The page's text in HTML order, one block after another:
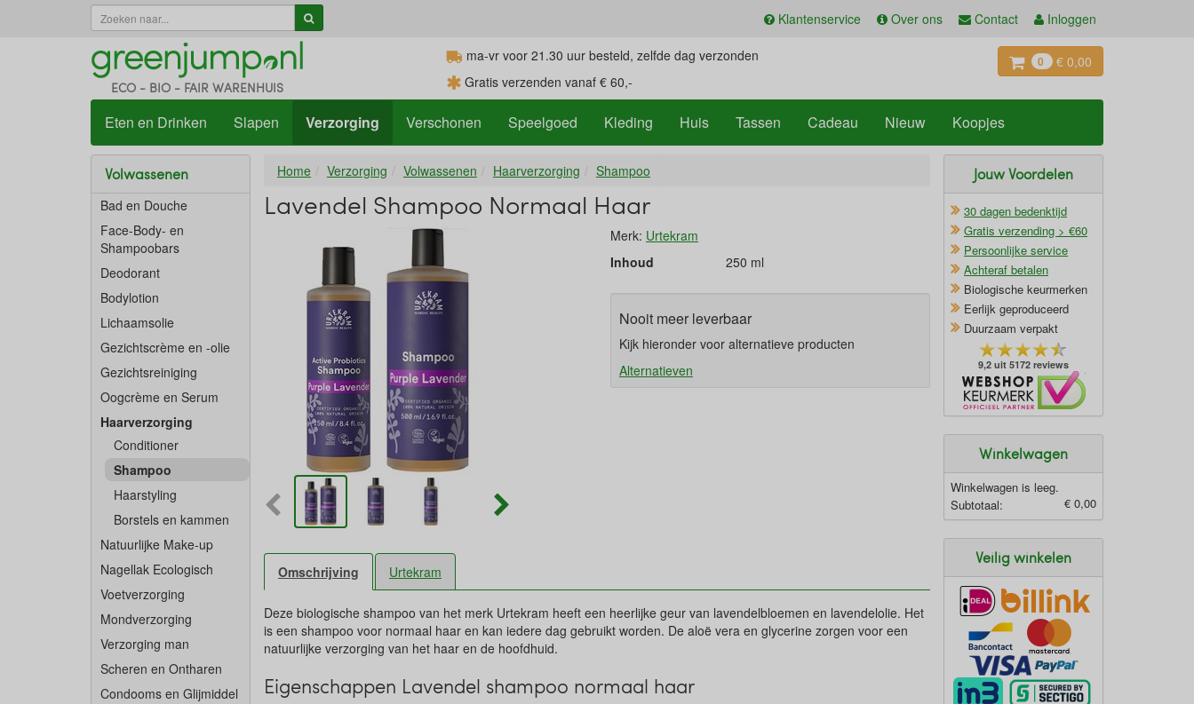
Klantenservice Over ons Contact Inloggen
ECO - BIO - FAIR WARENHUIS
0 € 0,00
ma-vr voor 21.30 uur besteld, zelfde dag verzonden
Gratis verzenden vanaf € 60,-
Eten en Drinken Slapen Verzorging Verschonen Speelgoed Kleding Huis Tassen Cadeau Nieuw Koopjes
Volwassenen
Bad en Douche
Face-Body- en
Shampoobars
Deodorant
Bodylotion
Lichaamsolie
Gezichtscrème en -olie
Gezichtsreiniging
Oogcrème en Serum
Haarverzorging
Conditioner
Shampoo
Haarstyling
Borstels en kammen
Natuurlijke Make-up
Nagellak Ecologisch
Voetverzorging
Mondverzorging
Verzorging man
Scheren en Ontharen
Condooms en Glijmiddel
Home Verzorging Volwassenen Haarverzorging Shampoo
Lavendel Shampoo Normaal Haar
Merk: Urtekram
Inhoud
250 ml
Nooit meer leverbaar
Kijk hieronder voor alternatieve producten
Alternatieven
Omschrijving Urtekram
Deze biologische shampoo van het merk Urtekram heeft een heerlijke geur van lavendelbloemen en lavendelolie. Het
is een shampoo voor normaal haar en kan iedere dag gebruikt worden. De aloë vera en glycerine zorgen voor een
natuurlijke verzorging van het haar en de hoofdhuid.
Eigenschappen Lavendel shampoo normaal haar
Jouw Voordelen
30 dagen bedenktijd
Gratis verzending > €60
Persoonlijke service
Achteraf betalen
Biologische keurmerken
Eerlijk geproduceerd
Duurzaam verpakt
9,2 uit 5172 reviews
Winkelwagen
Winkelwagen is leeg.
Subtotaal:
€ 0,00
Veilig winkelen